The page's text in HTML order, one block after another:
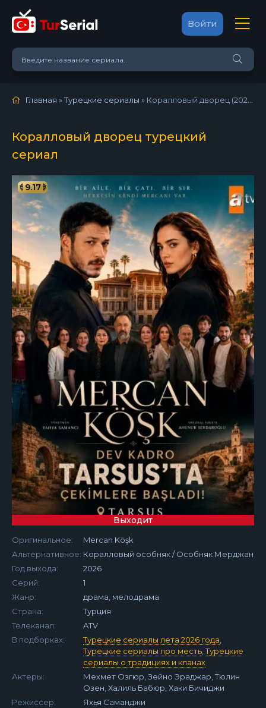
Войти
Главная »Турецкие сериалы » Коралловый дворец (2026)
Коралловый дворец турецкий
сериал
9.17
Выходит
Оригинальное:
Mercan Köşk
Альтернативное: Коралловый особняк / Особняк Мерджан
Год выхода:
2026
Серий:
1
Жанр:
драма, мелодрама
Страна:
Турция
Телеканал:
ATV
В подборках:
Турецкие сериалы лета 2026 года
Турецкие сериалы про месть ,Турецкие
сериалы о традициях и кланах
Актеры:
Мехмет Озгюр, Зейно Эраджар, Тюлин
Озен, Халиль Бабюр, Хаки Бичиджи
Режиссер:
Яхья Саманджи